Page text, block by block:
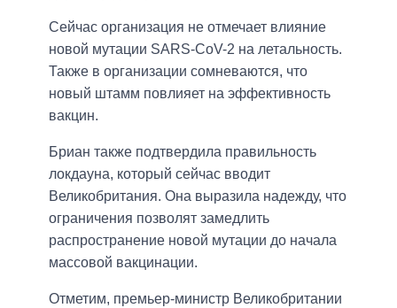
Сейчас организация не отмечает влияние
новой мутации SARS-CoV-2 на летальность.
Также в организации сомневаются, что
новый штамм повлияет на эффективность
вакцин.
Бриан также подтвердила правильность
локдауна, который сейчас вводит
Великобритания. Она выразила надежду, что
ограничения позволят замедлить
распространение новой мутации до начала
массовой вакцинации.
Отметим, премьер-министр Великобритании